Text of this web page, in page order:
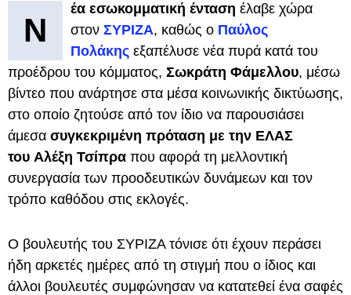
Ν
έα εσωκομματική ένταση έλαβε χώρα
στον ΣΥΡΙΖΑ, καθώς ο Παύλος
Πολάκης εξαπέλυσε νέα πυρά κατά του
προέδρου του κόμματος, Σωκράτη Φάμελλου, μέσω
βίντεο που ανάρτησε στα μέσα κοινωνικής δικτύωσης,
στο οποίο ζητούσε από τον ίδιο να παρουσιάσει
άμεσα συγκεκριμένη πρόταση με την ΕΛΑΣ
του Αλέξη Τσίπρα που αφορά τη μελλοντική
συνεργασία των προοδευτικών δυνάμεων και τον
τρόπο καθόδου στις εκλογές.
Ο βουλευτής του ΣΥΡΙΖΑ τόνισε ότι έχουν περάσει
ήδη αρκετές ημέρες από τη στιγμή που ο ίδιος και
άλλοι βουλευτές συμφώνησαν να κατατεθεί ένα σαφές